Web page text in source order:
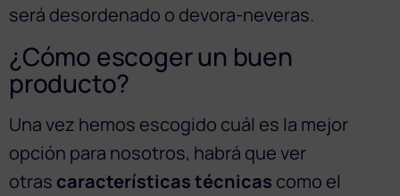
será desordenado o devora-neveras.
¿Cómo escoger un buen
producto?
Una vez hemos escogido cuál es la mejor
opción para nosotros, habrá que ver
otras características técnicas como el